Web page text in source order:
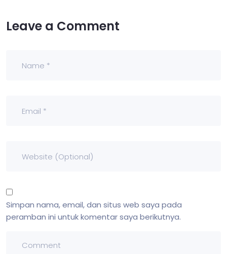
Leave a Comment
Simpan nama, email, dan situs web saya pada
peramban ini untuk komentar saya berikutnya.